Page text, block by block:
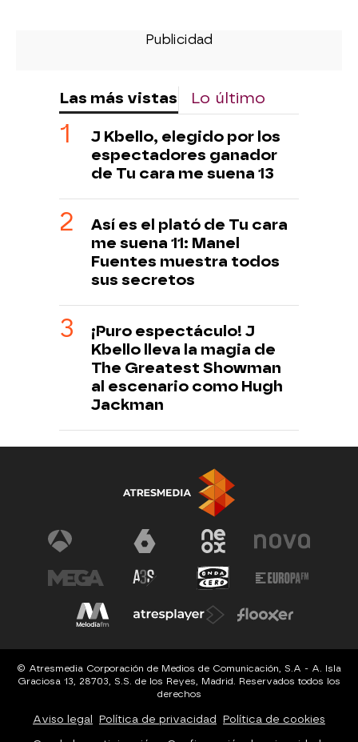
Las más vistas Lo último
J Kbello, elegido por los
espectadores ganador
de Tu cara me suena 13
Así es el plató de Tu cara
me suena 11: Manel
Fuentes muestra todos
sus secretos
¡Puro espectáculo! J
Kbello lleva la magia de
The Greatest Showman
al escenario como Hugh
Jackman
© Atresmedia Corporación de Medios de Comunicación, S.A - A. Isla
Graciosa 13, 28703, S.S. de los Reyes, Madrid. Reservados todos los
derechos
Aviso legal Política de privacidad Política de cookies